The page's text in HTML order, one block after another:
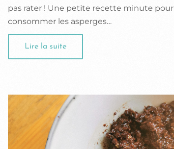
pas rater ! Une petite recette minute pour
consommer les asperges…
Lire la suite